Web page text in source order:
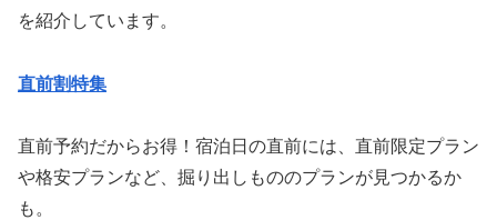
を紹介しています。
直前割特集
直前予約だからお得！宿泊日の直前には、直前限定プラン
や格安プランなど、掘り出しもののプランが見つかるか
も。